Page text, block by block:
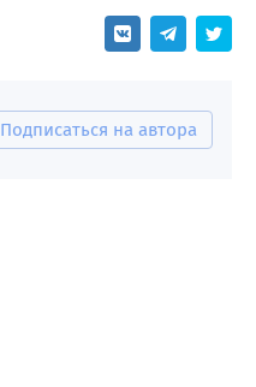
Подписаться на автора